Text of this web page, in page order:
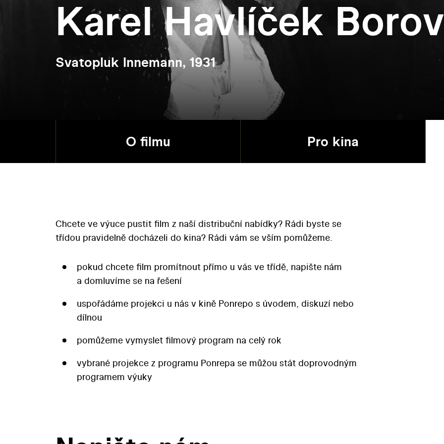
Karel Havlíček
Svatopluk Innemann, 1931
O filmu Pro kina
Chcete ve výuce pustit film z naší distribuční nabídky? Rádi byste se
třídou pravidelně docházeli do kina? Rádi vám se vším pomůžeme.
pokud chcete film promítnout přímo u vás ve třídě, napište nám
a domluvíme se na řešení
uspořádáme projekci u nás v kině Ponrepo s úvodem, diskuzí nebo
dílnou
pomůžeme vymyslet filmový program na celý rok
vybrané projekce z programu Ponrepa se můžou stát doprovodným
programem výuky